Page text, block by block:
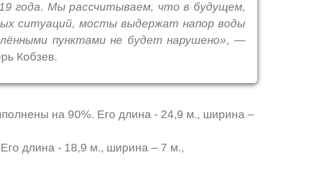
года. Мы рассчитываем, что в будущем,
ситуаций, мосты выдержат напор воды
пунктами не будет нарушено», —
Кобзев.
на 90%. Его длина - 24,9 м., ширина –
длина - 18,9 м., ширина – 7 м.,